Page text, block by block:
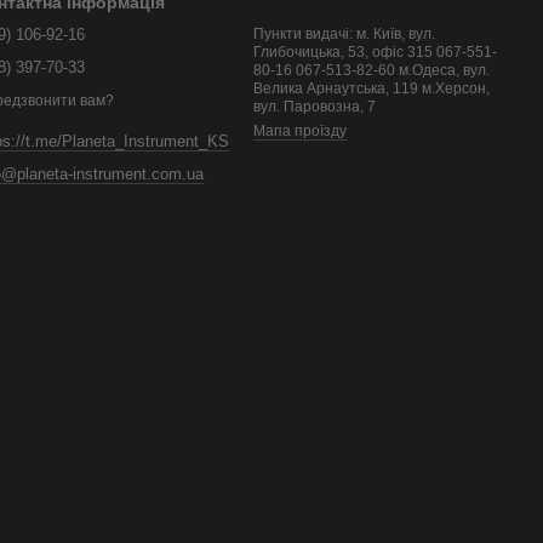
106-92-16
397-70-33
вам?
t.me/Planeta_Instrument_KS
instrument.com.ua
Пункти видачі: м. Київ, вул.
Глибочицька, 53, офіс 315 067-551-
80-16 067-513-82-60 м.Одеса, вул.
Велика Арнаутська, 119 м.Херсон,
вул. Паровозна, 7
Мапа проїзду